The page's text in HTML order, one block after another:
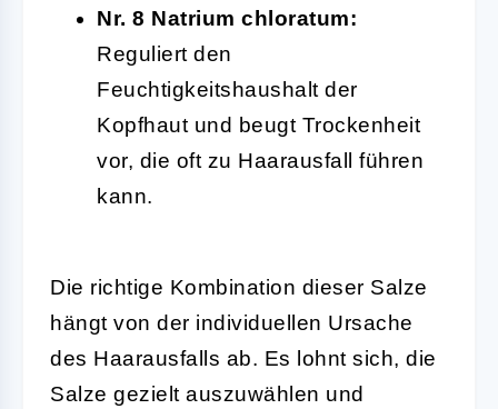
Nr. 8 Natrium chloratum:
Reguliert den
Feuchtigkeitshaushalt der
Kopfhaut und beugt Trockenheit
vor, die oft zu Haarausfall führen
kann.
Die richtige Kombination dieser Salze
hängt von der individuellen Ursache
des Haarausfalls ab. Es lohnt sich, die
Salze gezielt auszuwählen und